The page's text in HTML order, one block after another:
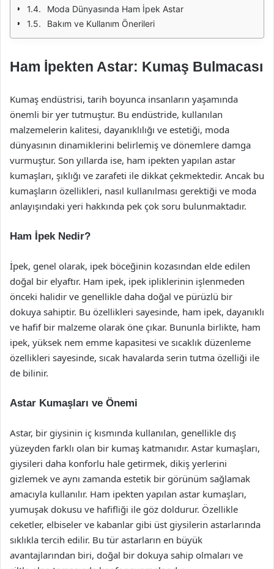
Moda Dünyasında Ham İpek Astar
Bakım ve Kullanım Önerileri
Ham İpekten Astar: Kumaş Bulmacası
Kumaş endüstrisi, tarih boyunca insanların yaşamında
önemli bir yer tutmuştur. Bu endüstride, kullanılan
malzemelerin kalitesi, dayanıklılığı ve estetiği, moda
dünyasının dinamiklerini belirlemiş ve dönemlere damga
vurmuştur. Son yıllarda ise, ham ipekten yapılan astar
kumaşları, şıklığı ve zarafeti ile dikkat çekmektedir. Ancak bu
kumaşların özellikleri, nasıl kullanılması gerektiği ve moda
anlayışındaki yeri hakkında pek çok soru bulunmaktadır.
Ham İpek Nedir?
İpek, genel olarak, ipek böceğinin kozasından elde edilen
doğal bir elyaftır. Ham ipek, ipek ipliklerinin işlenmeden
önceki halidir ve genellikle daha doğal ve pürüzlü bir
dokuya sahiptir. Bu özellikleri sayesinde, ham ipek, dayanıklı
ve hafif bir malzeme olarak öne çıkar. Bununla birlikte, ham
ipek, yüksek nem emme kapasitesi ve sıcaklık düzenleme
özellikleri sayesinde, sıcak havalarda serin tutma özelliği ile
de bilinir.
Astar Kumaşları ve Önemi
Astar, bir giysinin iç kısmında kullanılan, genellikle dış
yüzeyden farklı olan bir kumaş katmanıdır. Astar kumaşları,
giysileri daha konforlu hale getirmek, dikiş yerlerini
gizlemek ve aynı zamanda estetik bir görünüm sağlamak
amacıyla kullanılır. Ham ipekten yapılan astar kumaşları,
yumuşak dokusu ve hafifliği ile göz doldurur. Özellikle
ceketler, elbiseler ve kabanlar gibi üst giysilerin astarlarında
sıklıkla tercih edilir. Bu tür astarların en büyük
avantajlarından biri, doğal bir dokuya sahip olmaları ve